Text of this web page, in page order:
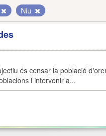
Niu
és censar la població
i intervenir a...